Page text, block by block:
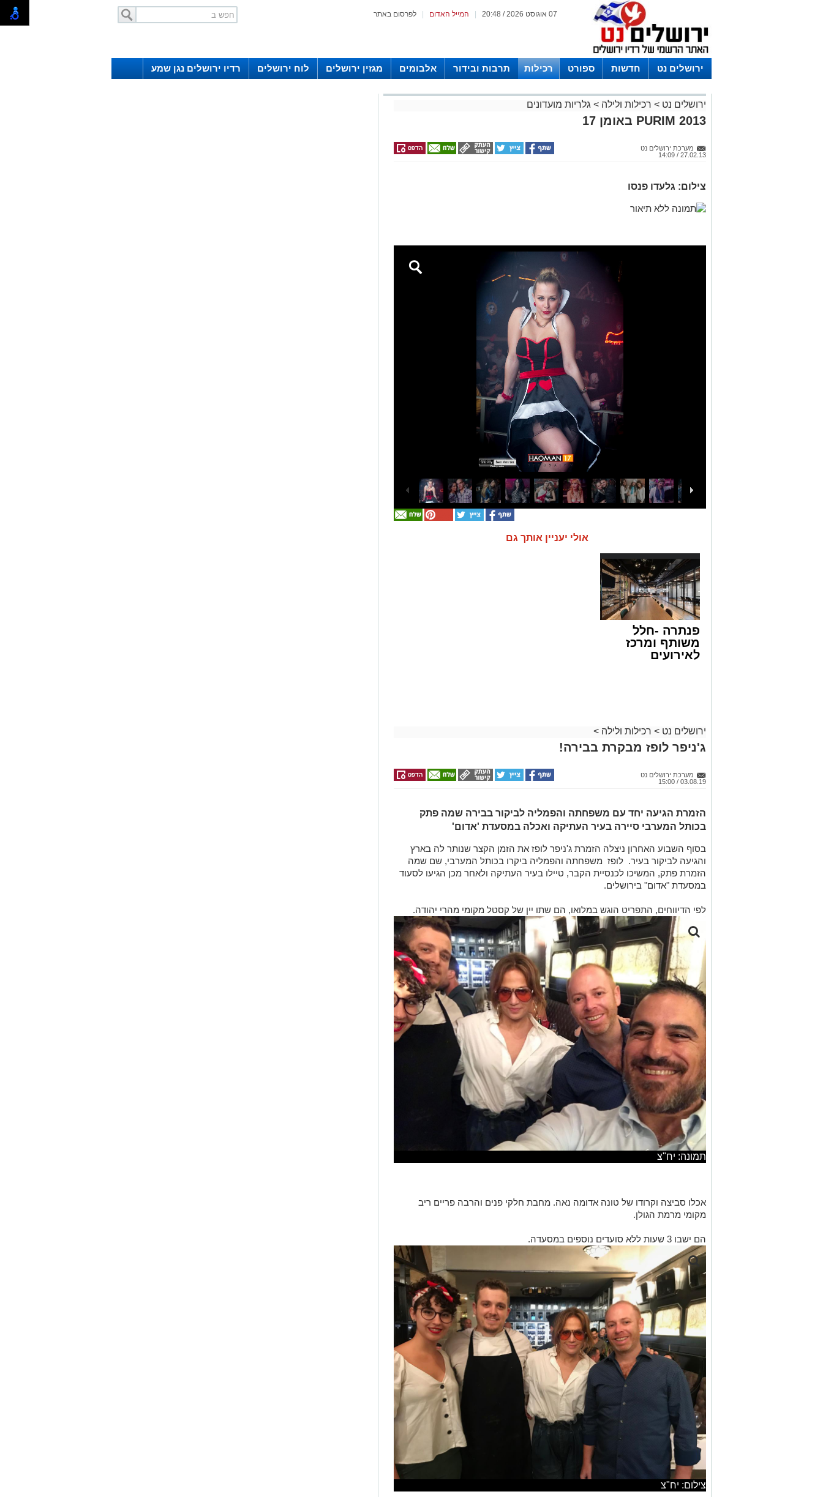
לפרסום באתר המייל האדום 07 אוגוסט 2026 / 20:48
ירושלים נט חדשות ספורט רכילות תרבות ובידור אלבומים מגזין ירושלים לוח ירושלים
רדיו ירושלים נגן שמע
ירושלים נט > רכילות ולילה > גלריות מועדונים
PURIM 2013 באומן 17
מערכת ירושלים נט
27.02.13 / 14:09
צילום: גלעדו פנסו
אולי יעניין אותך גם
פנתרה -חלל
משותף ומרכז
לאירועים
ירושלים נט > רכילות ולילה >
ג'ניפר לופז מבקרת בבירה!
מערכת ירושלים נט
03.08.19 / 15:00
הזמרת הגיעה יחד עם משפחתה והפמליה לביקור בבירה שמה פתק
בכותל המערבי סיירה בעיר העתיקה ואכלה במסעדת 'אדום'
בסוף השבוע האחרון ניצלה הזמרת ג'ניפר לופז את הזמן הקצר שנותר לה בארץ
והגיעה לביקור בעיר. לופז משפחתה והפמליה ביקרו בכותל המערבי, שם שמה
הזמרת פתק, המשיכו לכנסיית הקבר, טיילו בעיר העתיקה ולאחר מכן הגיעו לסעוד
במסעדת "אדום" בירושלים.
לפי הדיווחים, התפריט הוגש במלואו, הם שתו יין של קסטל מקומי מהרי יהודה.
תמונה: יח"צ
אכלו סביצה וקרודו של טונה אדומה נאה. מחבת חלקי פנים והרבה פריים ריב
מקומי מרמת הגולן.
הם ישבו 3 שעות ללא סועדים נוספים במסעדה.
צילום: יח"צ